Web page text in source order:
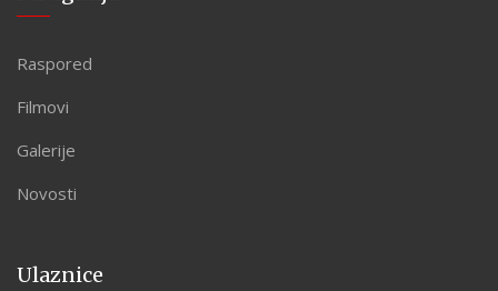
Raspored
Filmovi
Galerije
Novosti
Ulaznice